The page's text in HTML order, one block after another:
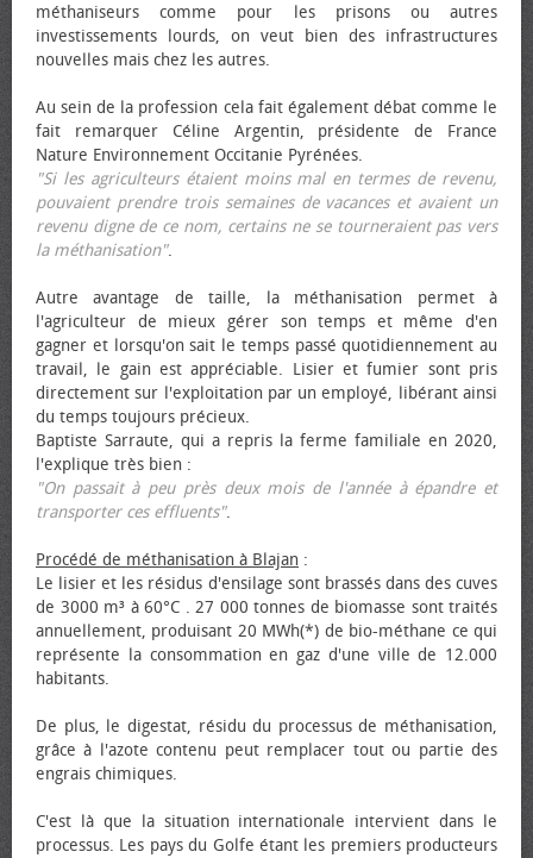
méthaniseurs comme pour les prisons ou autres
investissements lourds, on veut bien des infrastructures
nouvelles mais chez les autres.
Au sein de la profession cela fait également débat comme le
fait remarquer Céline Argentin, présidente de France
Nature Environnement Occitanie Pyrénées.
"Si les agriculteurs étaient moins mal en termes de revenu,
pouvaient prendre trois semaines de vacances et avaient un
revenu digne de ce nom, certains ne se tourneraient pas vers
la méthanisation".
Autre avantage de taille, la méthanisation permet à
l'agriculteur de mieux gérer son temps et même d'en
gagner et lorsqu'on sait le temps passé quotidiennement au
travail, le gain est appréciable. Lisier et fumier sont pris
directement sur l'exploitation par un employé, libérant ainsi
du temps toujours précieux.
Baptiste Sarraute, qui a repris la ferme familiale en 2020,
l'explique très bien :
"On passait à peu près deux mois de l'année à épandre et
transporter ces effluents".
Procédé de méthanisation à Blajan :
Le lisier et les résidus d'ensilage sont brassés dans des cuves
de 3000 m³ à 60°C . 27 000 tonnes de biomasse sont traités
annuellement, produisant 20 MWh(*) de bio-méthane ce qui
représente la consommation en gaz d'une ville de 12.000
habitants.
De plus, le digestat, résidu du processus de méthanisation,
grâce à l'azote contenu peut remplacer tout ou partie des
engrais chimiques.
C'est là que la situation internationale intervient dans le
processus. Les pays du Golfe étant les premiers producteurs